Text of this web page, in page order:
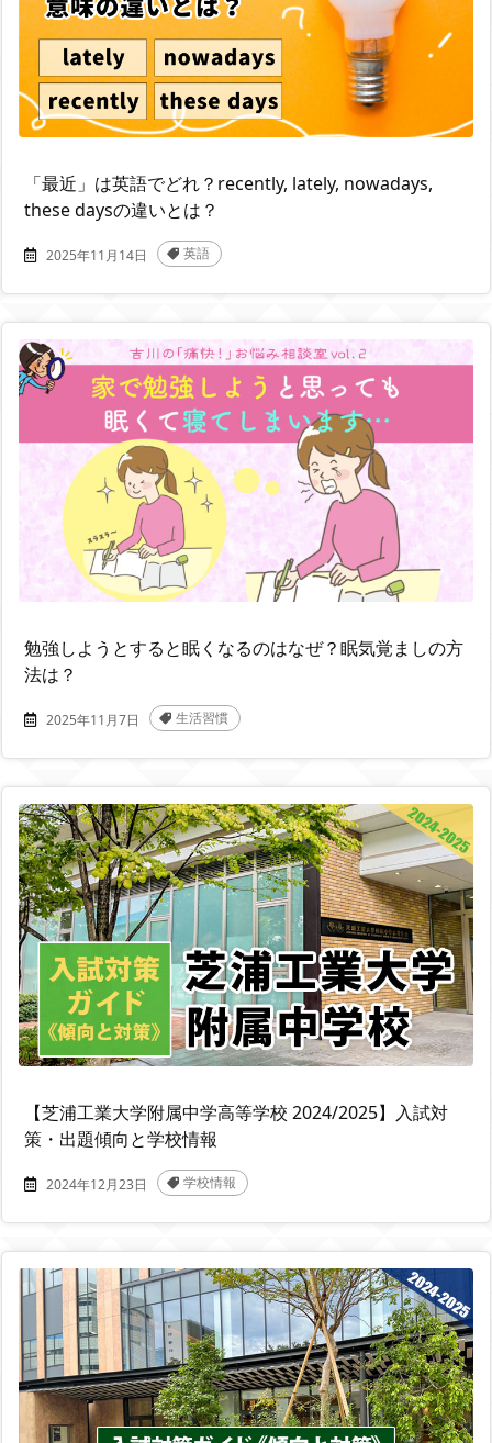
「最近」は英語でどれ？recently, lately, nowadays,
these daysの違いとは？
2025年11月14日 英語
勉強しようとすると眠くなるのはなぜ？眠気覚ましの方
法は？
2025年11月7日 生活習慣
【芝浦工業大学附属中学高等学校 2024/2025】入試対
策・出題傾向と学校情報
2024年12月23日 学校情報